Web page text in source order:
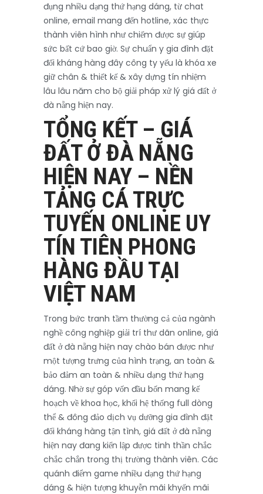
đụng nhiều dạng thứ hạng dáng, từ chat
online, email mang đến hotline, xác thực
thành viên hình như chiếm được sự giúp
sức bất cứ bao giờ. Sự chuẩn y gia đình đặt
đối kháng hàng đây công ty yếu là khóa xe
giữ chân & thiết kế & xây dựng tín nhiệm
lâu lâu năm cho bộ giải pháp xử lý giá đất ở
đà nẵng hiện nay.
TỔNG KẾT – GIÁ
ĐẤT Ở ĐÀ NẴNG
HIỆN NAY – NỀN
TẢNG CÁ TRỰC
TUYẾN ONLINE UY
TÍN TIÊN PHONG
HÀNG ĐẦU TẠI
VIỆT NAM
Trong bức tranh tầm thường cả của ngành
nghề công nghiệp giải trí thư dãn online, giá
đất ở đà nẵng hiện nay chào bán được như
một tượng trưng của hình trạng, an toàn &
bảo đảm an toàn & nhiều dạng thứ hạng
dáng. Nhờ sự góp vốn đầu bốn mang kế
hoạch về khoa học, khối hệ thống full dòng
thể & đông đảo dịch vụ dưỡng gia đình đặt
đối kháng hàng tận tình, giá đất ở đà nẵng
hiện nay đang kiến lập được tinh thần chắc
chắc chắn trong thị trường thành viên. Các
quánh điểm game nhiều dạng thứ hạng
dáng & hiện tượng khuyễn mãi khyến mãi